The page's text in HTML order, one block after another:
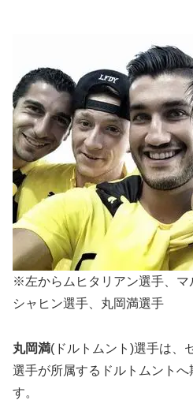
※左からムヒタリアン選手、マ
シャヒン選手、丸岡満選手
丸岡満(ドルトムント)選手は、
選手が所属するドルトムントへ
す。